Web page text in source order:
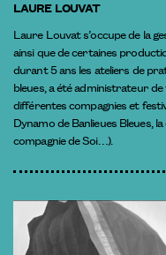
LAURE LOUVAT
Laure Louvat s’occupe de la
ainsi que de certaines
durant 5 ans les ateliers de
bleues, a été administrateur
différentes compagnies et
Dynamo de Banlieues Bleues,
compagnie de Soi…).